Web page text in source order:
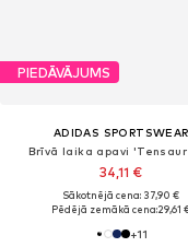
PIEDĀVĀJUMS
ADIDAS SPORTSWEAR
Brīvā laika apavi
34,11 €
Sākotnējā cena: 37,90 €
Pēdējā zemākā cena:29,61
+11